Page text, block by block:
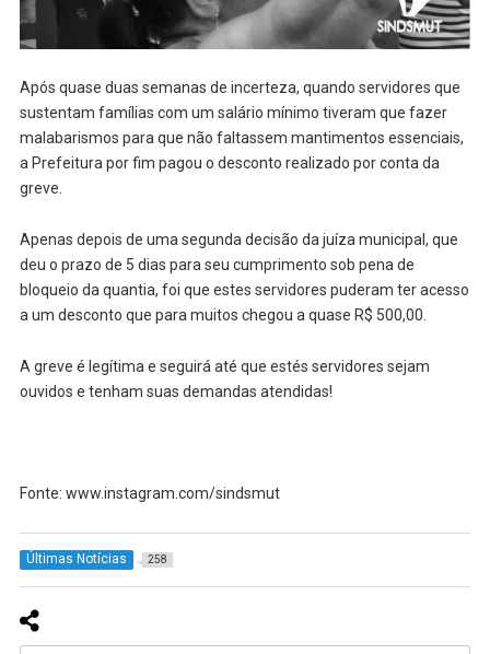
Após quase duas semanas de incerteza, quando servidores que
sustentam famílias com um salário mínimo tiveram que fazer
malabarismos para que não faltassem mantimentos essenciais,
a Prefeitura por fim pagou o desconto realizado por conta da
greve.
Apenas depois de uma segunda decisão da juíza municipal, que
deu o prazo de 5 dias para seu cumprimento sob pena de
bloqueio da quantia, foi que estes servidores puderam ter acesso
a um desconto que para muitos chegou a quase R$ 500,00.
A greve é legítima e seguirá até que estés servidores sejam
ouvidos e tenham suas demandas atendidas!
Fonte: www.instagram.com/sindsmut
Últimas Notícias 258